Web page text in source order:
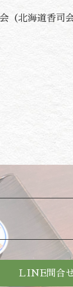
（北海道香司
ＬINE問合